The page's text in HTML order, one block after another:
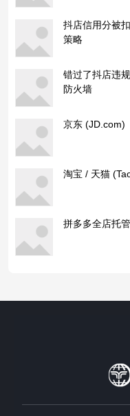
抖店信用分被
策略
错过了抖店违
防火墙
京东 (JD.com)
淘宝 / 天猫
拼多多全店托